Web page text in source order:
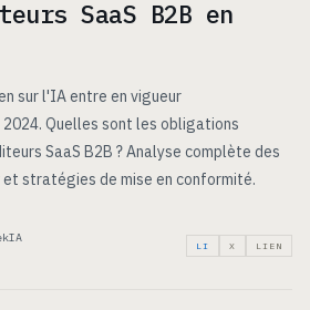
SaaS B2B en
sur l'IA entre en vigueur
Quelles sont les obligations
SaaS B2B ? Analyse complète des
stratégies de mise en conformité.
LI X LIEN